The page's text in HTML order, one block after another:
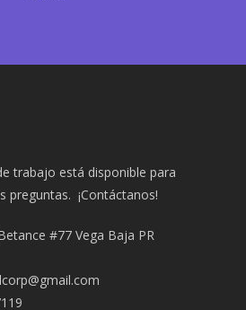
trabajo está disponible para
preguntas. ¡Contáctanos!
#77 Vega Baja PR